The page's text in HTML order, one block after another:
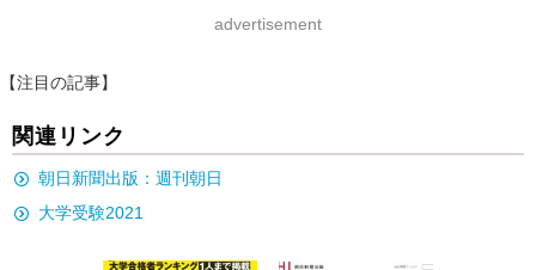
advertisement
【注目の記事】
関連リンク
朝日新聞出版：週刊朝日
大学受験2021